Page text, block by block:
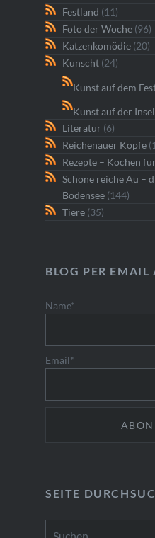
Festland (11)
Foto der Woche(96)
Katzenkomödie(20)
Kunscht(24)
Kunst auf dem
Kunst auf der Insel
Literatur (6)
Reichenauer Köpfe
Rezepte – Kochen
Schöne reiche Au –
Bodensee(144)
Tiere(35)
BLOG PER EMAIL
Name*
Email*
SEITE